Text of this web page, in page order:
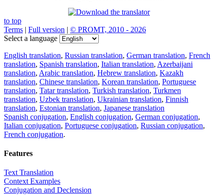
to top
Terms | Full version | © PROMT, 2010 - 2026
Select a language
English translation, Russian translation, German translation, French
translation, Spanish translation, Italian translation, Azerbaijani
translation, Arabic translation, Hebrew translation, Kazakh
translation, Chinese translation, Korean translation, Portuguese
translation, Tatar translation, Turkish translation, Turkmen
translation, Uzbek translation, Ukrainian translation, Finnish
translation, Estonian translation, Japanese translation
Spanish conjugation, English conjugation, German conjugation,
Italian conjugation, Portuguese conjugation, Russian conjugation,
French conjugation.
Features
Text Translation
Context Examples
Conjugation and Declension